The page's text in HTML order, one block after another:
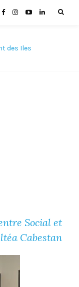
Social et
Cabestan